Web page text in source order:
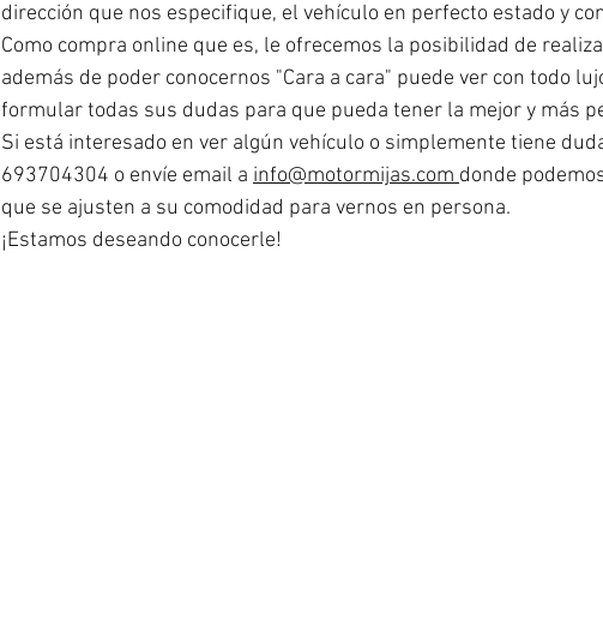
dirección que nos especifique, el vehículo en perfecto estado y
Como compra online que es, le ofrecemos la posibilidad de
además de poder conocernos "Cara a cara" puede ver con todo
formular todas sus dudas para que pueda tener la mejor y más
Si está interesado en ver algún vehículo o simplemente tiene
693704304 o envíe email a info@motormijas.com donde
que se ajusten a su comodidad para vernos en persona.
¡Estamos deseando conocerle!